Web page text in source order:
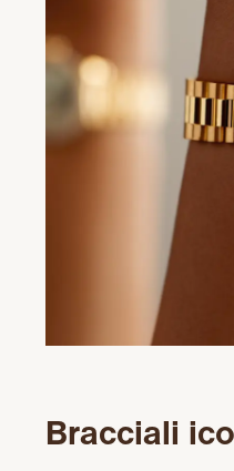
Bracciali